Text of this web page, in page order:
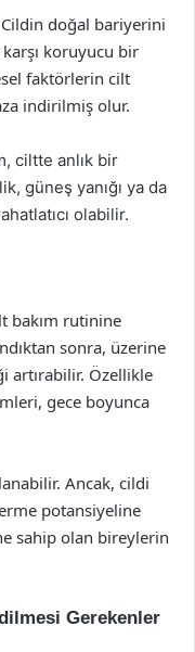
doğal bariyerini
koruyucu bir
faktörlerin cilt
indirilmiş olur.
ciltte anlık bir
güneş yanığı ya da
olabilir.
bakım rutinine
sonra, üzerine
artırabilir. Özellikle
gece boyunca
Ancak, cildi
potansiyeline
sahip olan bireylerin
Gerekenler